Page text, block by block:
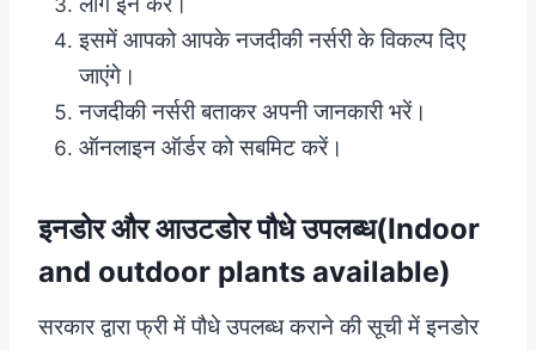
इसमें आपको आपके नजदीकी नर्सरी के विकल्प दिए
जाएंगे।
नजदीकी नर्सरी बताकर अपनी जानकारी भरें।
ऑनलाइन ऑर्डर को सबमिट करें।
इनडोर और आउटडोर पौधे उपलब्ध(Indoor
and outdoor plants available)
सरकार द्वारा फ्री में पौधे उपलब्ध कराने की सूची में इनडोर